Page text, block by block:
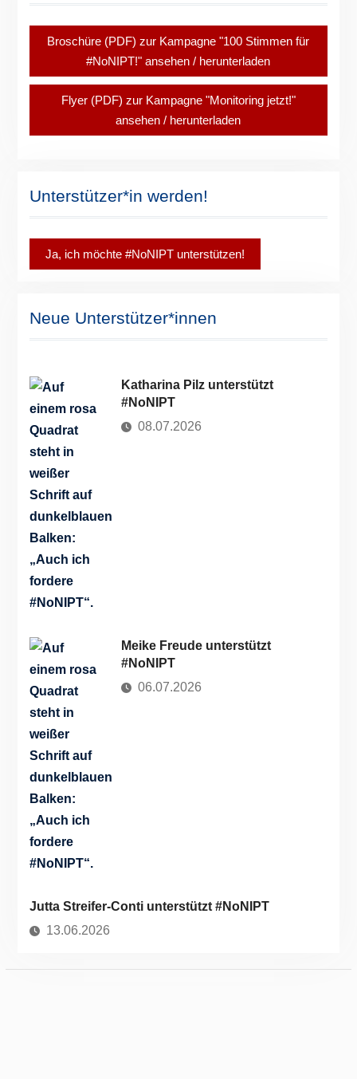
Broschüre (PDF) zur Kampagne "100 Stimmen für
#NoNIPT!" ansehen / herunterladen
Flyer (PDF) zur Kampagne "Monitoring jetzt!"
ansehen / herunterladen
Unterstützer*in werden!
Ja, ich möchte #NoNIPT unterstützen!
Neue Unterstützer*innen
Katharina Pilz unterstützt
#NoNIPT
08.07.2026
Meike Freude unterstützt
#NoNIPT
06.07.2026
Jutta Streifer-Conti unterstützt #NoNIPT
13.06.2026